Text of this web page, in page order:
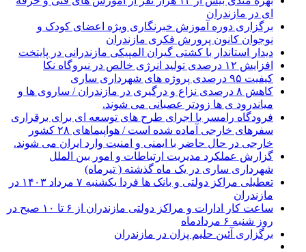
ای در مازندران
برگزاری دوره آموزش خبرنگاری ویژه اعضای کودک و
نوجوان کانون پرورش فکری مازندران
دیدار استاندار با کشتی گیران المپیکی مازندرانی در پایتخت
افزایش ۱۲ درصدی تولید انرژی خالص در نیروگاه نکا
کیفیت ۹۵ درصدی پروژه های شهرداری ساری
کاهش ۸ درصدی نزاع و درگیری در مازندران / ساروی ها و
میاندرود ی ها زودتر عصبانی می شوند.
فرودگاه رامسر با اجرای طرح های توسعه ای برای برقراری
سفرهای خارجی آماده شده است / هواپیماهای ۲۸ کشور
خارجی در حال حاضر با ایمنی و امنیت وارد ایران می شوند.
گزارش عملکرد مدیریت ارتباطات و امور بین الملل
شهرداری ساری در یک ماه گذشته ( تیرماه)
تعطیلی مراکز دولتی و بانک ها فردا یکشنبه ۷ مرداد ۱۴۰۳ در
مازندران
ساعت کار ادارات و مراکز دولتی مازندران از ۶ تا ۱۰ صبح در
روز شنبه ۶ مردادماه
برگزاری آئین حلیم پزان در مازندران